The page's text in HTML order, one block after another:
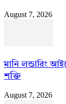
August 7, 2026
মানি লন্ডারিং
শক্তি
August 7, 2026